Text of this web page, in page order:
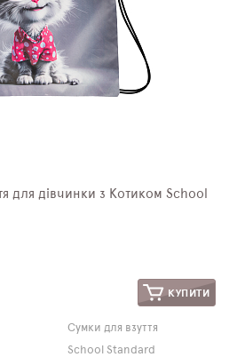
для дівчинки з Котиком School
КУПИТИ
Сумки для взуття
School Standard